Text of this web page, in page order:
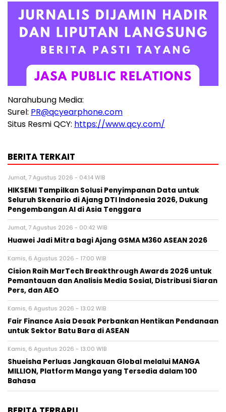
Narahubung Media:
Surel: PR@qcyearphone.com
Situs Resmi QCY: https://www.qcy.com/
BERITA TERKAIT
Jumat, 7 Agustus 2026 - 04:14 WIB
HIKSEMI Tampilkan Solusi Penyimpanan Data untuk
Seluruh Skenario di Ajang DTI Indonesia 2026, Dukung
Pengembangan AI di Asia Tenggara
Jumat, 7 Agustus 2026 - 00:42 WIB
Huawei Jadi Mitra bagi Ajang GSMA M360 ASEAN 2026
Kamis, 6 Agustus 2026 - 17:00 WIB
Cision Raih MarTech Breakthrough Awards 2026 untuk
Pemantauan dan Analisis Media Sosial, Distribusi Siaran
Pers, dan AEO
Kamis, 6 Agustus 2026 - 13:02 WIB
Fair Finance Asia Desak Perbankan Hentikan Pendanaan
untuk Sektor Batu Bara di ASEAN
Kamis, 6 Agustus 2026 - 13:00 WIB
Shueisha Perluas Jangkauan Global melalui MANGA
MILLION, Platform Manga yang Tersedia dalam 100
Bahasa